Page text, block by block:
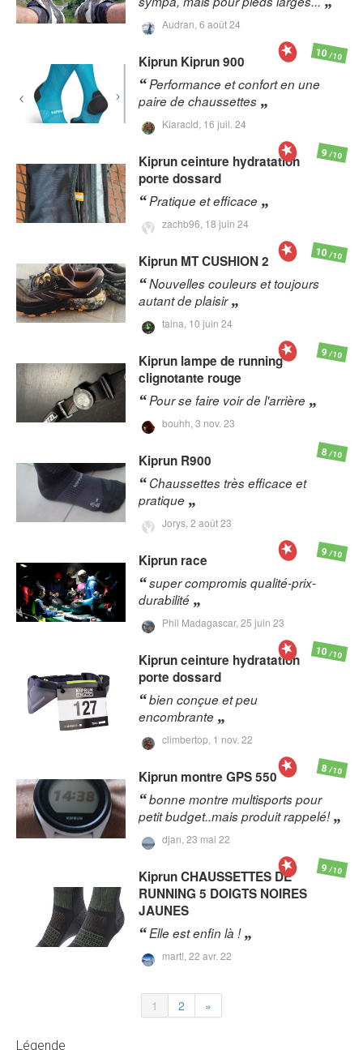
Audran, 6 août 24
Kiprun Kiprun 900
Performance et confort en une
paire de chaussettes
Kiaracld, 16 juil. 24
10/10
Kiprunceinture hydratation
porte dossard
Pratique et efficace
zachb96, 18 juin 24
9/10
Kiprun MT CUSHION 2
Nouvelles couleurs et toujours
autant de plaisir
taina, 10 juin 24
10/10
Kiprun lampe de running
clignotante rouge
Pour se faire voir de l'arrière
bouhh, 3 nov. 23
9/10
Kiprun R900
Chaussettes très efficace et
pratique
Jorys, 2 août 23
8/10
Kiprun race
super compromis qualité-prix-
durabilité
Phil Madagascar, 25 juin 23
9/10
Kiprunceinture hydratation
porte dossard
bien conçue et peu
encombrante
climbertop, 1 nov. 22
10/10
Kiprun montre GPS 550
bonne montre multisports pour
petit budget..mais produit rappelé!
djan, 23 mai 22
8/10
KiprunCHAUSSETTES DE
RUNNING 5 DOIGTS NOIRES
JAUNES
Elle est enfin là !
mart!, 22 avr. 22
9/10
1 2 »
Légende